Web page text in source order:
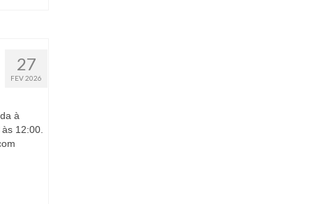
27
FEV 2026
à
12:00.